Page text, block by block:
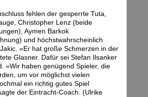
fehlen der gesperrte Tuta,
Christopher Lenz (beide
Aymen Barkok
und höchstwahrscheinlich
«Er hat große Schmerzen in der
Glasner. Dafür sei Stefan Ilsanker
«Wir haben genügend Spieler, die
um vor möglichst vielen
ein richtig gutes Spiel
der Eintracht-Coach. (Ulrike